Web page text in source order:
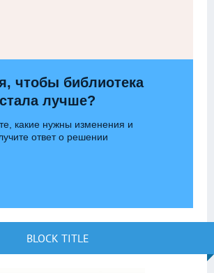
чтобы библиотека
стала лучше?
какие нужны изменения и
ответ о решении
BLOCK TITLE